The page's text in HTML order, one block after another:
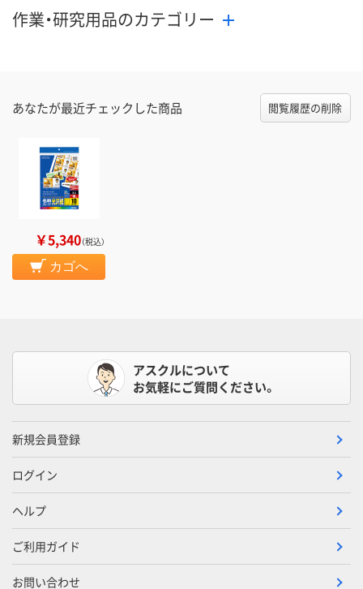
作業・研究用品のカテゴリー
あなたが最近チェックした商品 閲覧履歴の削除
￥5,340（税込）
カゴへ
アスクルについて
お気軽にご質問ください。
新規会員登録
ログイン
ヘルプ
ご利用ガイド
お問い合わせ